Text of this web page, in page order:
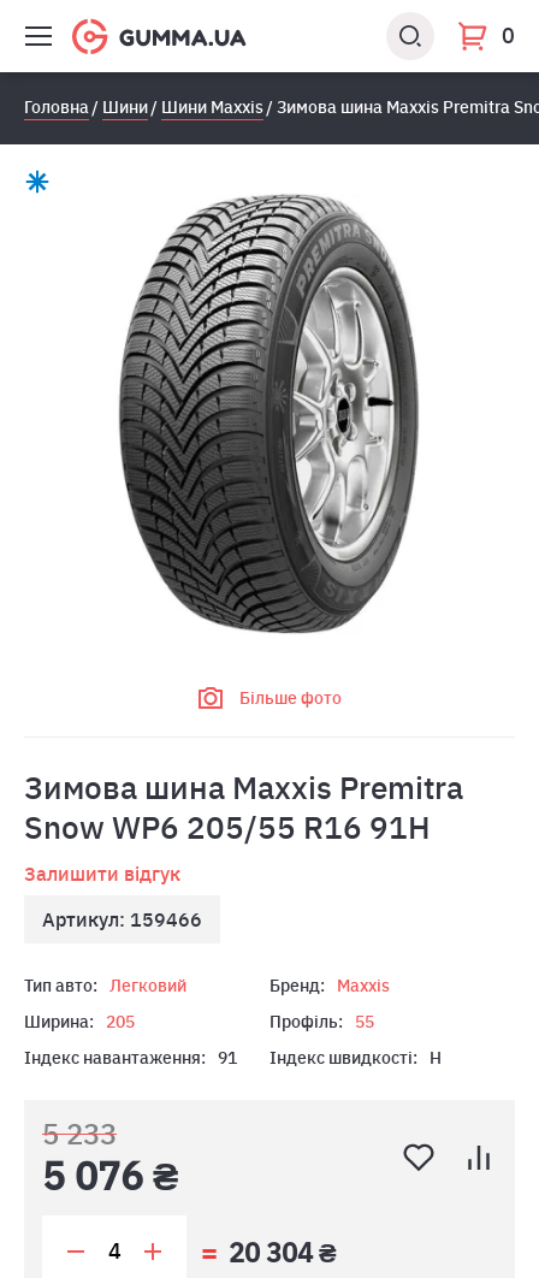
0
Головна Шини Шини Maxxis Зимова шина Maxxis Premitra
Більше фото
Зимова шина Maxxis Premitra
Snow WP6 205/55 R16 91H
Залишити відгук
Артикул: 159466
Тип авто: Легковий Бренд:
Maxxis
Ширина:
205 Профіль:
55
Індекс навантаження:
91 Індекс швидкості: H
5 233
5 076 ₴
20 304 ₴